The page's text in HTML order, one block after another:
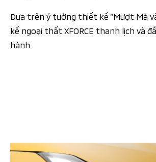
Dựa trên ý tưởng thiết kế “Mượt Mà
kế ngoại thất XFORCE thanh lịch và
hành​